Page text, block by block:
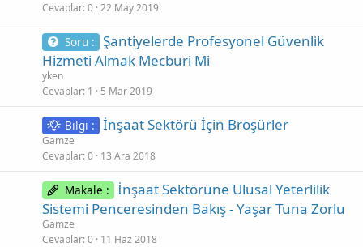
Cevaplar 0 22 May 2019
Soru : Şantiyelerde Profesyonel Güvenlik
Hizmeti Almak Mecburi Mi
yken
Cevaplar 1 5 Mar 2019
Bilgi : İnşaat Sektörü İçin Broşürler
Gamze
Cevaplar 0 13 Ara 2018
Makale : İnşaat Sektörüne Ulusal Yeterlilik
Sistemi Penceresinden Bakış - Yaşar Tuna Zorlu
Gamze
Cevaplar 0 11 Haz 2018